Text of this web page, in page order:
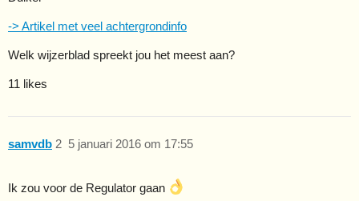
-> Artikel met veel achtergrondinfo
Welk wijzerblad spreekt jou het meest aan?
11 likes
samvdb 5 januari 2016 om 17:55
2
Ik zou voor de Regulator gaan